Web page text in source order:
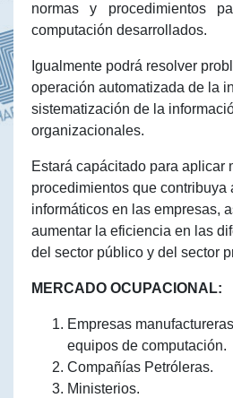
normas y procedimientos
computación desarrollados.
Igualmente podrá resolver
operación automatizada de la
sistematización de la
organizacionales.
Estará capácitado para aplicar
procedimientos que contribuya
informáticos en las empresas,
aumentar la eficiencia en las
del sector público y del sector
MERCADO OCUPACIONAL:
Empresas
equipos de computación.
Compañías Petróleras.
Ministerios.